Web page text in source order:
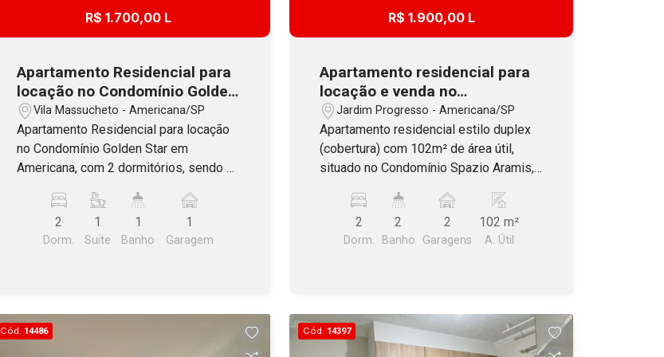
R$ 1.700,00 L
Apartamento Residencial para
locação no Condomínio Golden
Star, no bairro Vila Massucheto
em Americana, SP
Vila Massucheto - Americana/SP
Apartamento Residencial para locação
no Condomínio Golden Star em
Americana, com 2 dormitórios, sendo 1
social com box e gabinete, sala com 2
ambientes com sacada, cozinha com
móveis planejados, lavanderia com
de festas, playground, área de
churrasqueira e piscina adulto.
2
Dorm.
1
Suite
1
Banho
1
Garagem
R$ 1.900,00 L
Apartamento residencial para
locação e venda no
Condomínio Spazio Aramis em
Americana
Jardim Progresso - Americana/SP
Apartamento residencial estilo duplex
(cobertura) com 102m² de área útil,
situado no Condomínio Spazio Aramis,
em Americana. Constituído por 2
dormitórios, banheiro social com
blindex, sala dois ambientes, cozinha e
fechamento em vidro. Possui 2 vagas
de garagem cobertas (gaveta). O
2
Dorm.
2
Banho
2
Garagens
102 m²
A. Útil
Cód. 14486 Cód. 14397